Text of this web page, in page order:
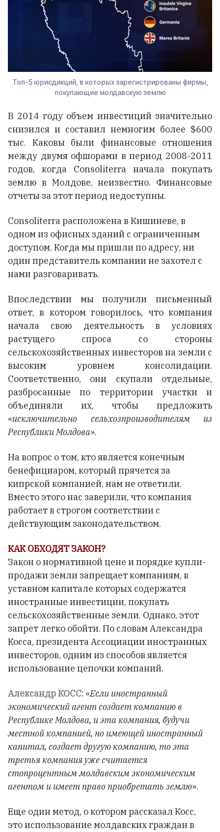
Топ-5 юрисдикций, в которых зарегистрированы фирмы,
покупающие молдавскую землю
В 2014 году объем инвестиций значительно
снизился и составил немногим более $600
тыс. Каковы были финансовые отношения
между двумя офшорами в период 2008-2011
годов, когда Consoliterra начала покупать
землю в Молдове, неизвестно. Финансовые
отчеты за этот период недоступны.
Consoliterra расположена в Кишиневе, в
одном из офисных зданий с ограниченным
доступом. Когда мы пришли по адресу, ни
один представитель компании не захотел с
нами разговаривать.
Впоследствии мы получили письменный
ответ, в котором говорилось, что компания
начала свою деятельность в условиях
растущего спроса со стороны
сельскохозяйственных инвесторов на земли с
высоким уровнем консолидации.
Соответственно, они скупали отдельные,
разбросанные по территории участки и
объединяли их, чтобы предложить
«исключительно сельхозпроизводителям из
Республики Молдова».
На вопрос о том, кто является конечным
бенефициаром, который прячется за
кипрской компанией, нам не ответили.
Вместо этого нас заверили, что компания
работает в строгом соответствии с
действующим законодательством.
КАК ОБХОДЯТ ЗАКОН?
Закон о нормативной цене и порядке купли-
продажи земли запрещает компаниям, в
уставном капитале которых содержатся
иностранные инвестиции, покупать
сельскохозяйственные земли. Однако, этот
запрет легко обойти. По словам Александра
Косса, президента Ассоциации иностранных
инвесторов, одним из способов является
использование цепочки компаний.
Александр КОСС: «Если иностранный
экономический агент создает компанию в
Республике Молдова, и эта компания, будучи
местной компанией, но имеющей иностранный
капитал, создает другую компанию, то эта
третья компания уже считается
стопроцентным молдавским экономическим
агентом и имеет право приобретать землю».
Еще один метод, о котором рассказал Косс,
это использование молдавских граждан в